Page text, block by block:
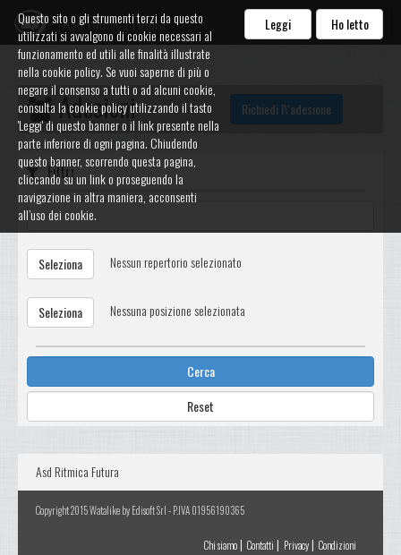
Asd Ritmica Futura
Adesioni Richiedi l\'adesione
Filtri
Seleziona Nessun repertorio selezionato
Seleziona Nessuna posizione selezionata
Cerca
Reset
Asd Ritmica Futura
Copyright 2015 Watalike by Edisoft Srl - P.IVA 01956190365
Chi siamo | Contatti | Privacy | Condizioni
Questo sito o gli strumenti terzi da questo
utilizzati si avvalgono di cookie necessari al
funzionamento ed utili alle finalità illustrate
nella cookie policy. Se vuoi saperne di più o
negare il consenso a tutti o ad alcuni cookie,
consulta la cookie policy utilizzando il tasto
'Leggi' di questo banner o il link presente nella
parte inferiore di ogni pagina. Chiudendo
questo banner, scorrendo questa pagina,
cliccando su un link o proseguendo la
navigazione in altra maniera, acconsenti
all’uso dei cookie.
Leggi Ho letto